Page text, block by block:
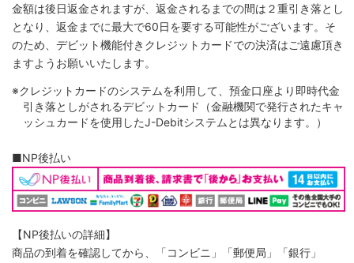
金額は後日返金されますが、返金されるまでの間は２重引き落とし
となり、返金までに最大で60日を要する可能性がございます。そ
のため、デビット機能付きクレジットカードでの決済はご遠慮頂き
ますようお願いいたします。
※クレジットカードのシステムを利用して、預金口座より即時代金
引き落としがされるデビットカード（金融機関で発行されたキャ
ッシュカードを使用したJ-Debitシステムとは異なります。）
■NP後払い
【NP後払いの詳細】
商品の到着を確認してから、「コンビニ」「郵便局」「銀行」